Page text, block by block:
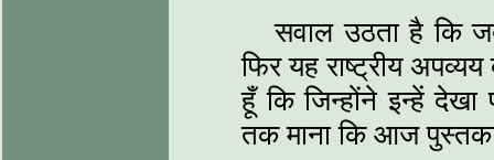
सवाल उठता है कि
फिर यह राष्ट्रीय
हूँ कि जिन्‍होंने इन्‍हें देखा
तक माना कि आज